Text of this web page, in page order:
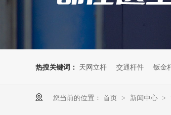
热搜关键词： 天网立杆 交通杆件 钣金
您当前的位置： 首页 > 新闻中心 >